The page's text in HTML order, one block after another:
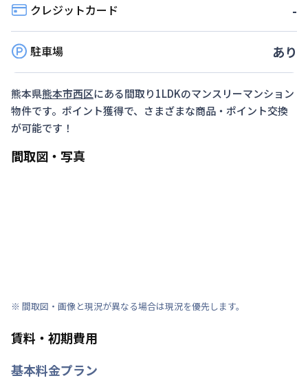
クレジットカード -
駐車場 あり
熊本県熊本市西区にある間取り1LDKのマンスリーマンション
物件です。ポイント獲得で、さまざまな商品・ポイント交換
が可能です！
間取図・写真
※ 間取図・画像と現況が異なる場合は現況を優先します。
賃料・初期費用
基本料金プラン